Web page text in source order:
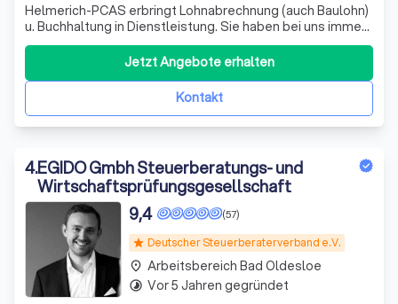
Helmerich-PCAS erbringt Lohnabrechnung (auch Baulohn)
u. Buchhaltung in Dienstleistung. Sie haben bei uns immer
einen festen Ansprechpartner, den Sie per Telefon,
Telefax oder eMail erreichen können.
Kontakt
Jetzt Angebote erhalten
4.EGIDO Gmbh Steuerberatungs- und
Wirtschaftsprüfungsgesellschaft
star Deutscher Steuerberaterverband e.V.
(57)
9,4
place Arbeitsbereich Bad Oldesloe
timelapse Vor 5 Jahren gegründet